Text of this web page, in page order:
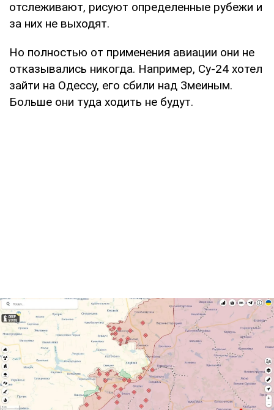
отслеживают, рисуют определенные рубежи и
за них не выходят.
Но полностью от применения авиации они не
отказывались никогда. Например, Су-24 хотел
зайти на Одессу, его сбили над Змеиным.
Больше они туда ходить не будут.